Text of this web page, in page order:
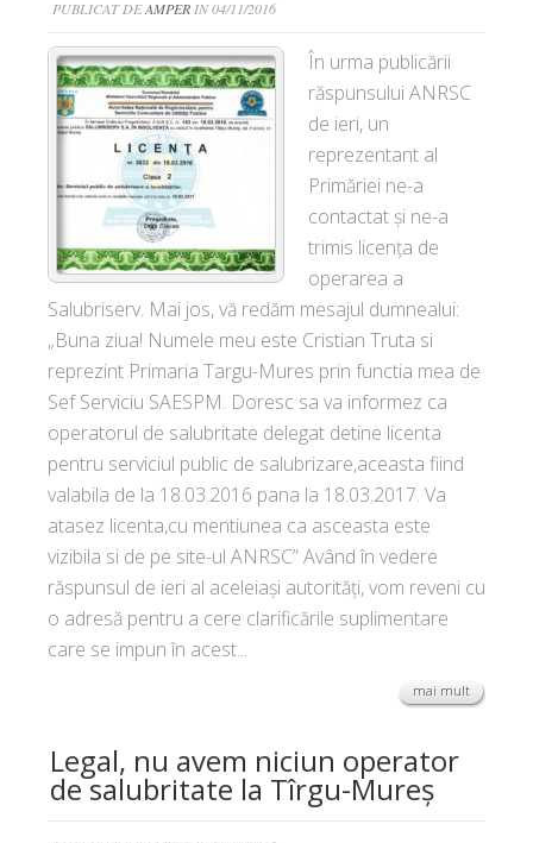
PUBLICAT DEAMPER IN 04/11/2016
În urma publicării
răspunsului ANRSC
de ieri, un
reprezentant al
Primăriei ne-a
contactat și ne-a
trimis licența de
operarea a
Salubriserv. Mai jos, vă redăm mesajul dumnealui:
„Buna ziua! Numele meu este Cristian Truta si
reprezint Primaria Targu-Mures prin functia mea de
Sef Serviciu SAESPM. Doresc sa va informez ca
operatorul de salubritate delegat detine licenta
pentru serviciul public de salubrizare,aceasta fiind
valabila de la 18.03.2016 pana la 18.03.2017. Va
atasez licenta,cu mentiunea ca asceasta este
vizibila si de pe site-ul ANRSC” Având în vedere
răspunsul de ieri al aceleiași autorități, vom reveni cu
o adresă pentru a cere clarificările suplimentare
care se impun în acest...
mai mult
Legal, nu avem niciun operator
de salubritate la Tîrgu-Mureș